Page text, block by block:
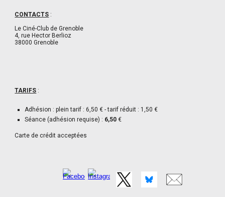
CONTACTS :
Le Ciné-Club de Grenoble
4, rue Hector Berlioz
38000 Grenoble
TARIFS :
Adhésion : plein tarif : 6,50 € - tarif réduit : 1,50 €
Séance (adhésion requise) : 6,50€
Carte de crédit acceptées